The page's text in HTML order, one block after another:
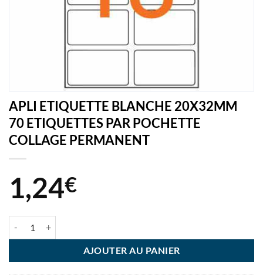
APLI ETIQUETTE BLANCHE 20X32MM
70 ETIQUETTES PAR POCHETTE
COLLAGE PERMANENT
1,24€
AJOUTER AU PANIER